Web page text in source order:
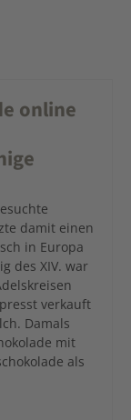
online
damit einen
in Europa
des XIV. war
verkauft
Damals
mit
als